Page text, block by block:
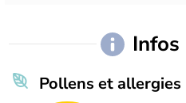
Pollens et allergies